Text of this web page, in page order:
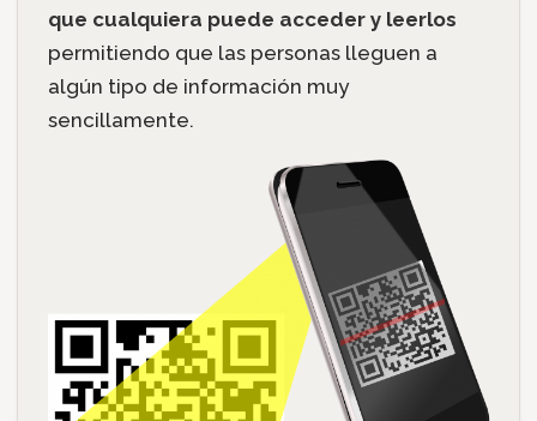
que cualquiera puede acceder y leerlos
permitiendo que las personas lleguen a
algún tipo de información muy
sencillamente.